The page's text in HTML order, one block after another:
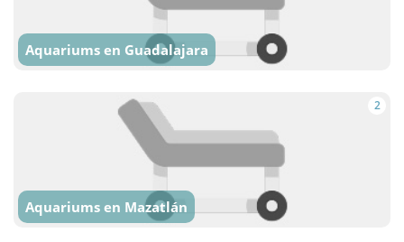
Aquariums en Guadalajara
2
Aquariums en Mazatlán